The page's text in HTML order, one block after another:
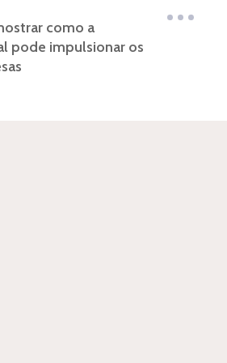
como a
pode impulsionar os